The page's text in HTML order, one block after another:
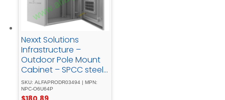
Nexxt Solutions
Infrastructure –
Outdoor Pole Mount
Cabinet – SPCC steel
- Light - gray -
powder - coatIncluye
SKU: ALFAPRODR03494 | MPN:
NPC-O6U64P